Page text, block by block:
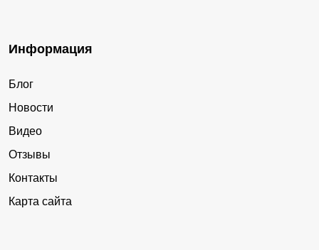
Информация
Блог
Новости
Видео
Отзывы
Контакты
Карта сайта